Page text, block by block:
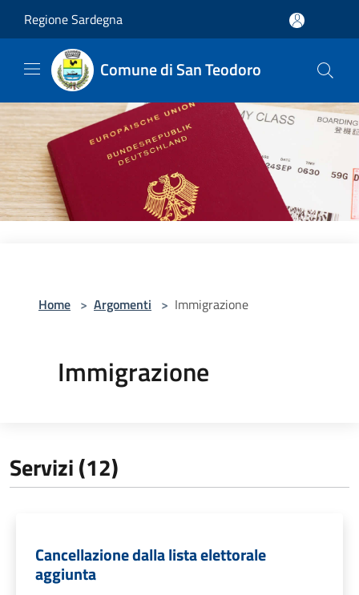
Regione Sardegna
Comune di San Teodoro
Home > Argomenti > Immigrazione
Immigrazione
Servizi (12)
Cancellazione dalla lista elettorale
aggiunta